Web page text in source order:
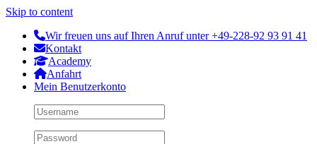
Skip to content
Wir freuen uns auf Ihren Anruf unter +49-228-92 93 91 41
Kontakt
Academy
Anfahrt
Mein Benutzerkonto